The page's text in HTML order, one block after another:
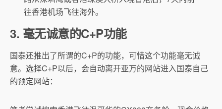
往香港机场飞往海外。
3. 毫无诚意的C+P功能
国泰还推出了所谓的C+P的功能，可惜这个功能毫无诚
意。选择C+P以后，会自动离开亚万的网站进入国泰自己
的预定网站：